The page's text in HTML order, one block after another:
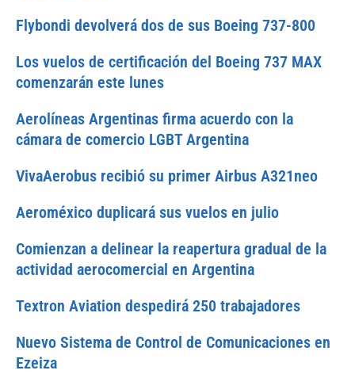
Flybondi devolverá dos de sus Boeing 737-800
Los vuelos de certificación del Boeing 737 MAX
comenzarán este lunes
Aerolíneas Argentinas firma acuerdo con la
cámara de comercio LGBT Argentina
VivaAerobus recibió su primer Airbus A321neo
Aeroméxico duplicará sus vuelos en julio
Comienzan a delinear la reapertura gradual de la
actividad aerocomercial en Argentina
Textron Aviation despedirá 250 trabajadores
Nuevo Sistema de Control de Comunicaciones en
Ezeiza